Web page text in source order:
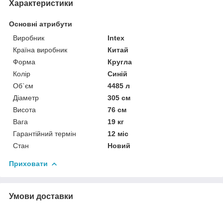
Характеристики
Основні атрибути
Виробник
Intex
Країна виробник
Китай
Форма
Кругла
Колір
Синій
Об`єм
4485 л
Діаметр
305 см
Висота
76 см
Вага
19 кг
Гарантійний термін
12 міс
Стан
Новий
Приховати
Умови доставки